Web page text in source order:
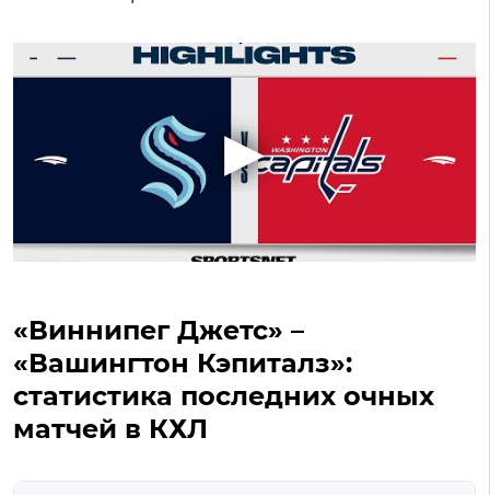
«Виннипег Джетс» –
«Вашингтон Кэпиталз»:
статистика последних очных
матчей в КХЛ